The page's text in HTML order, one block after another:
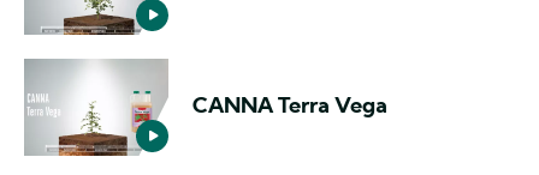
CANNA Terra Vega